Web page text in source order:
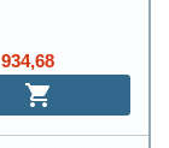
934,68